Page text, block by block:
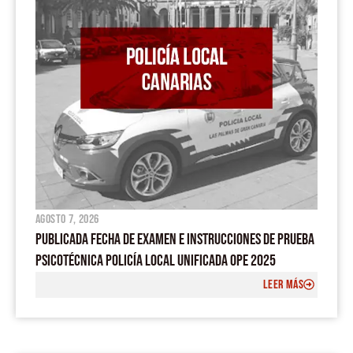
agosto 7, 2026
PUBLICADA FECHA DE EXAMEN E INSTRUCCIONES DE PRUEBA
PSICOTÉCNICA POLICÍA LOCAL UNIFICADA OPE 2025
LEER MÁS